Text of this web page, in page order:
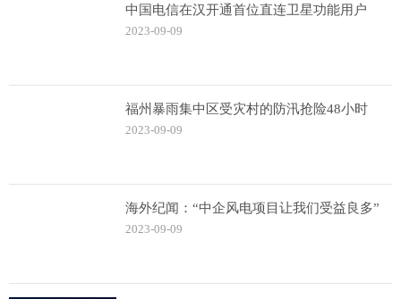
中国电信在汉开通首位直连卫星功能用户
2023-09-09
福州暴雨集中区受灾村的防汛抢险48小时
2023-09-09
海外纪闻：“中企风电项目让我们受益良多”
2023-09-09